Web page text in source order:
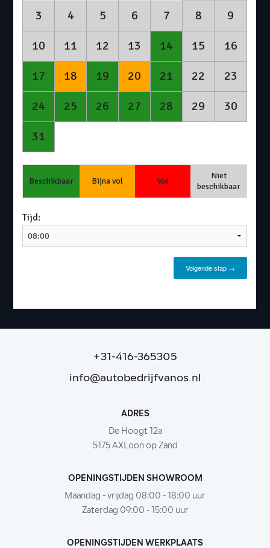
+31-416-365305
info@autobedrijfvanos.nl
ADRES
De Hoogt 12a
5175 AXLoon op Zand
OPENINGSTIJDEN SHOWROOM
Maandag - vrijdag 08:00 - 18:00 uur
Zaterdag 09:00 - 15:00 uur
OPENINGSTIJDEN WERKPLAATS